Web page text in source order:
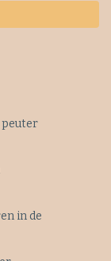
peuter
in de